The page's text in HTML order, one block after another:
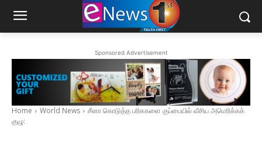
Sponsored Advertisement
Home World News
சீனா கொடுத்த பரிசுகளை குப்பையில் வீசிய அமெரிக்கக்
குழு: